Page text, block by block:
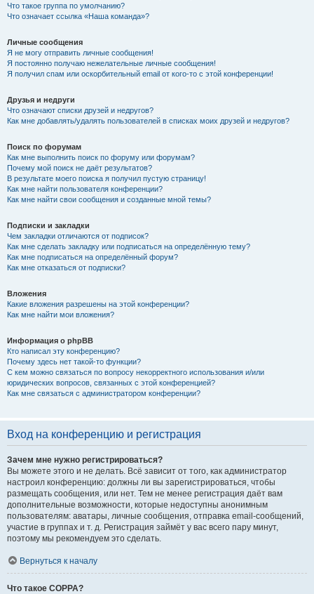
Что такое группа по умолчанию?
Что означает ссылка «Наша команда»?
Личные сообщения
Я не могу отправить личные сообщения!
Я постоянно получаю нежелательные личные сообщения!
Я получил спам или оскорбительный email от кого-то с этой конференции!
Друзья и недруги
Что означают списки друзей и недругов?
Как мне добавлять/удалять пользователей в списках моих друзей и недругов?
Поиск по форумам
Как мне выполнить поиск по форуму или форумам?
Почему мой поиск не даёт результатов?
В результате моего поиска я получил пустую страницу!
Как мне найти пользователя конференции?
Как мне найти свои сообщения и созданные мной темы?
Подписки и закладки
Чем закладки отличаются от подписок?
Как мне сделать закладку или подписаться на определённую тему?
Как мне подписаться на определённый форум?
Как мне отказаться от подписки?
Вложения
Какие вложения разрешены на этой конференции?
Как мне найти мои вложения?
Информация о phpBB
Кто написал эту конференцию?
Почему здесь нет такой-то функции?
С кем можно связаться по вопросу некорректного использования и/или
юридических вопросов, связанных с этой конференцией?
Как мне связаться с администратором конференции?
Вход на конференцию и регистрация
Зачем мне нужно регистрироваться?
Вы можете этого и не делать. Всё зависит от того, как администратор
настроил конференцию: должны ли вы зарегистрироваться, чтобы
размещать сообщения, или нет. Тем не менее регистрация даёт вам
дополнительные возможности, которые недоступны анонимным
пользователям: аватары, личные сообщения, отправка email-сообщений,
участие в группах и т. д. Регистрация займёт у вас всего пару минут,
поэтому мы рекомендуем это сделать.
Вернуться к началу
Что такое COPPA?